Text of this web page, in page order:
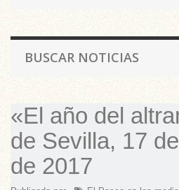
BUSCAR NOTICIAS
«El año del
de Sevilla, 17
de 2017